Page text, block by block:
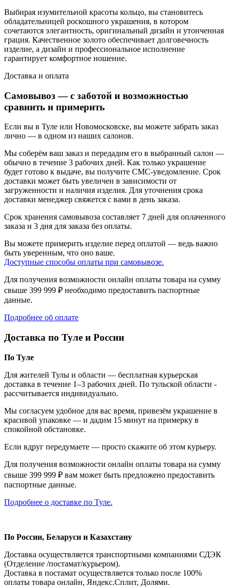
Выбирая изумительной красоты кольцо, вы становитесь
обладательницей роскошного украшения, в котором
сочетаются элегантность, оригинальный дизайн и утонченная
грация. Качественное золото обеспечивает долговечность
изделие, а дизайн и профессиональное исполнение
гарантирует комфортное ношение.
Доставка и оплата
Самовывоз — с заботой и возможностью
сравнить и примерить
Если вы в Туле или Новомосковске, вы можете забрать заказ
лично — в одном из наших салонов.
Мы соберём ваш заказ и передадим его в выбранный салон —
обычно в течение 3 рабочих дней. Как только украшение
будет готово к выдаче, вы получите СМС-уведомление. Срок
доставки может быть увеличен в зависимости от
загруженности и наличия изделия. Для уточнения срока
доставки менеджер свяжется с вами в день заказа.
Срок хранения самовывоза составляет 7 дней для оплаченного
заказа и 3 дня для заказа без оплаты.
Вы можете примерить изделие перед оплатой — ведь важно
быть уверенным, что оно ваше.
Доступные способы оплаты при самовывозе.
Для получения возможности онлайн оплаты товара на сумму
свыше 399 999 ₽ необходимо предоставить паспортные
данные.
Подробнее об оплате
Доставка по Туле и России
По Туле
Для жителей Тулы и области — бесплатная курьерская
доставка в течение 1–3 рабочих дней. По тульской области -
рассчитывается индивидуально.
Мы согласуем удобное для вас время, привезём украшение в
красивой упаковке — и дадим 15 минут на примерку в
спокойной обстановке.
Если вдруг передумаете — просто скажите об этом курьеру.
Для получения возможности онлайн оплаты товара на сумму
свыше 399 999 ₽ вам может быть предложено предоставить
паспортные данные.
Подробнее о доставке по Туле.
По России, Беларуси и Казахстану
Доставка осуществляется транспортными компаниями СДЭК
(Отделение /постамат/курьером).
Доставка в постамат осуществляется только после 100%
оплаты товара онлайн, Яндекс.Сплит, Долями.